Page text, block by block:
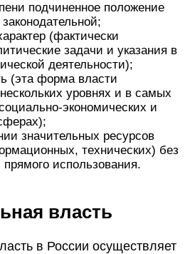
подчиненное положение
(фактически
задачи и указания в
деятельности);
(эта форма власти
уровнях и в самых
экономических и
значительных ресурсов
технических) без
использования.
власть
в России осуществляет